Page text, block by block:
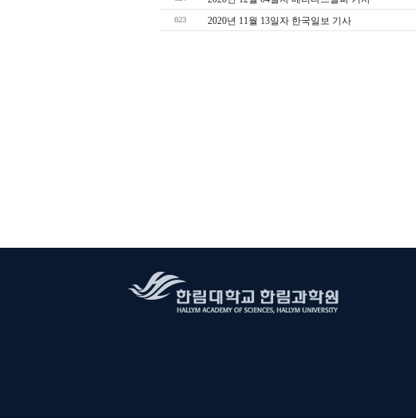
623 2020년 11월 13일자 한국일보 기사